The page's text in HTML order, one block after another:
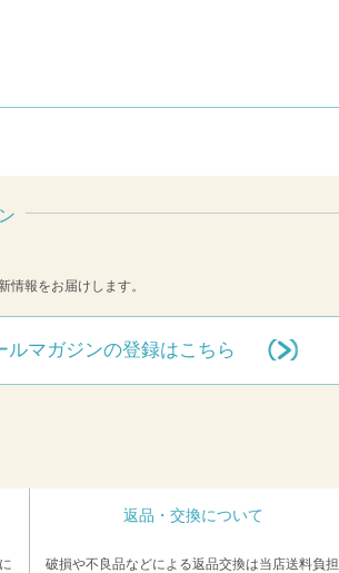
情報をお届けします。
ルマガジンの登録はこちら
返品・交換について
破損や不良品などによる返品交換は当店送料負担